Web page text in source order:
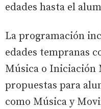
edades hasta el
La programación
edades tempranas
Música o
propuestas para
como Música y